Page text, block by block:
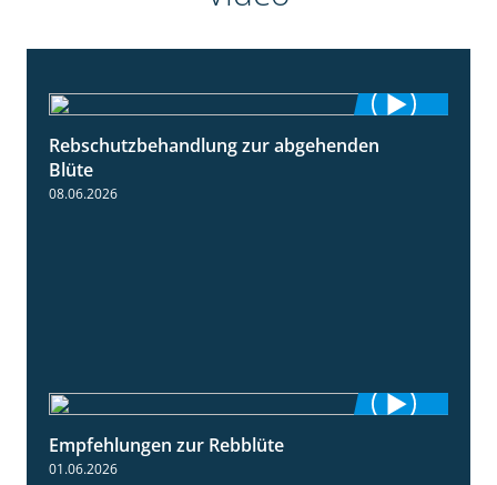
3:06
Rebschutzbehandlung zur abgehenden
Blüte
08.06.2026
Empfehlungen zur Rebblüte
01.06.2026